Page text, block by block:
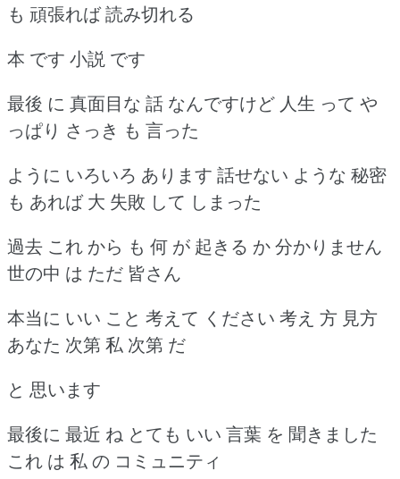
も 頑張れば 読み切れる
本 です 小説 です
最後 に 真面目な 話 なんですけど 人生 って や
っぱり さっき も 言った
ように いろいろ あります 話せない ような 秘密
も あれば 大 失敗 して しまった
過去 これ から も 何 が 起きる か 分かりません
世の中 は ただ 皆さん
本当に いい こと 考えて ください 考え 方 見方
あなた 次第 私 次第 だ
と 思います
最後に 最近 ね とても いい 言葉 を 聞きました
これ は 私 の コミュニティ